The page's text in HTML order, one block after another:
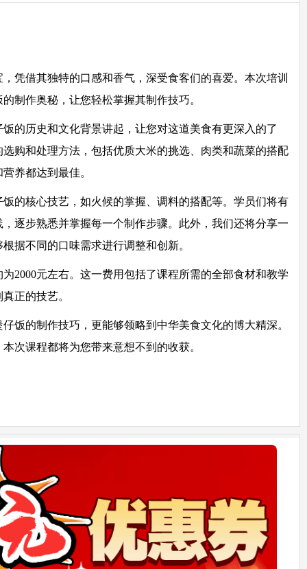
凭借其独特的口感和香气，深受食客们的喜爱。本次培训
制作奥秘，让您轻松掌握其制作技巧。
的历史和文化背景讲起，让您对这道美食有更深入的了
购和处理方法，包括优质大米的挑选、肉类和蔬菜的搭配
养都达到最佳。
的核心技艺，如火候的掌握、调料的搭配等。学员们将有
逐步熟悉并掌握每一个制作步骤。此外，我们还将分享一
据不同的口味需求进行调整和创新。
2000元左右。这一费用包括了课程所需的全部食材和教学
正的技艺。
饭的制作技巧，更能够领略到中华美食文化的博大精深。
次课程都将为您带来意想不到的收获。